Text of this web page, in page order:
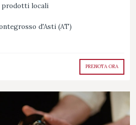
prodotti locali
d'Asti (AT)
PRENOTA ORA